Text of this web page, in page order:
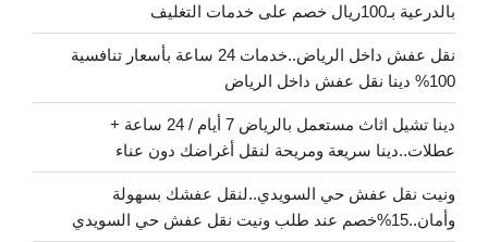
بالدرعية بـ100ريال خصم على خدمات التغليف
نقل عفش داخل الرياض..خدمات 24 ساعة بأسعار تنافسية
100% دينا نقل عفش داخل الرياض
دينا تشيل اثاث مستعمل بالرياض 7 أيام / 24 ساعة +
عطلات..دينا سريعة ومريحة لنقل أغراضك دون عناء
ونيت نقل عفش حي السويدي..لنقل عفشك بسهولة
وأمان..15%خصم عند طلب ونيت نقل عفش حي السويدي